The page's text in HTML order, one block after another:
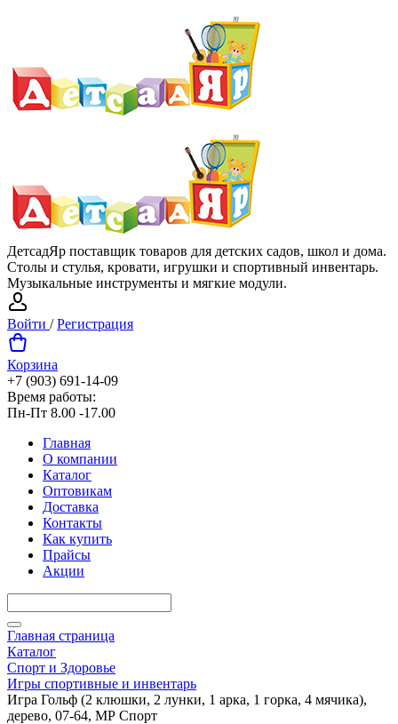
ДетсадЯр поставщик товаров для детских садов, школ и дома.
Столы и стулья, кровати, игрушки и спортивный инвентарь.
Музыкальные инструменты и мягкие модули.
Войти /Регистрация
Корзина
+7 (903) 691-14-09
Время работы:
Пн-Пт 8.00 -17.00
Главная
О компании
Каталог
Оптовикам
Доставка
Контакты
Как купить
Прайсы
Акции
Главная страница
Каталог
Спорт и Здоровье
Игры спортивные и инвентарь
Игра Гольф (2 клюшки, 2 лунки, 1 арка, 1 горка, 4 мячика),
дерево, 07-64, МР Спорт